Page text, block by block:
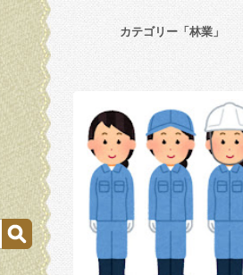
カテゴリー「林業」